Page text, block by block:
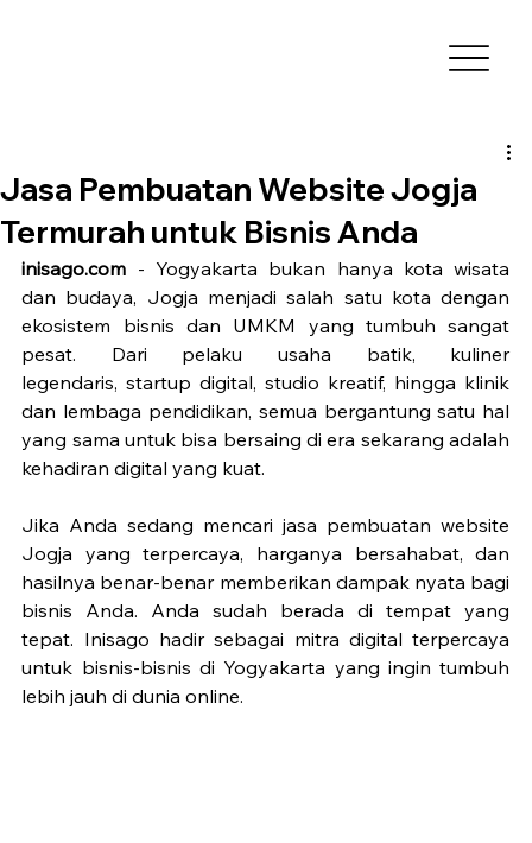
Jasa Pembuatan Website Jogja
Termurah untuk Bisnis Anda
inisago.com - Yogyakarta bukan hanya kota wisata
dan budaya, Jogja menjadi salah satu kota dengan
ekosistem bisnis dan UMKM yang tumbuh sangat
pesat. Dari pelaku usaha batik, kuliner
legendaris, startup digital, studio kreatif, hingga klinik
dan lembaga pendidikan, semua bergantung satu hal
yang sama untuk bisa bersaing di era sekarang adalah
kehadiran digital yang kuat.
Jika Anda sedang mencari jasa pembuatan website
Jogja yang terpercaya, harganya bersahabat, dan
hasilnya benar-benar memberikan dampak nyata bagi
bisnis Anda. Anda sudah berada di tempat yang
tepat. Inisago hadir sebagai mitra digital terpercaya
untuk bisnis-bisnis di Yogyakarta yang ingin tumbuh
lebih jauh di dunia online.